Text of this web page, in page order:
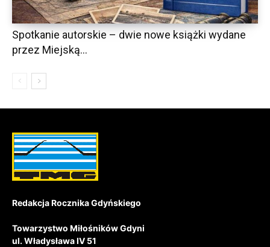
Spotkanie autorskie – dwie nowe książki wydane
przez Miejską...
Redakcja Rocznika Gdyńskiego
Towarzystwo Miłośników Gdyni
ul. Władysława IV 51